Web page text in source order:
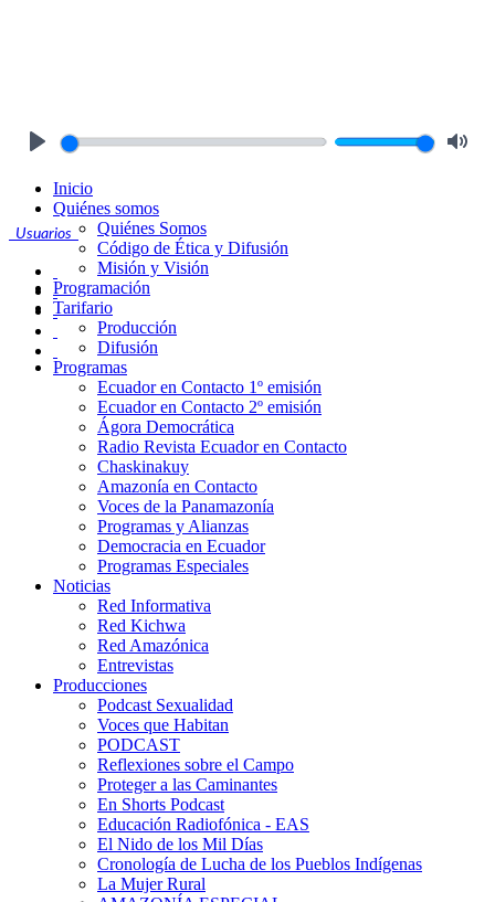
Usuarios
Inicio
Quiénes somos
Quiénes Somos
Código de Ética y Difusión
Misión y Visión
Programación
Tarifario
Producción
Difusión
Programas
Ecuador en Contacto 1º emisión
Ecuador en Contacto 2º emisión
Ágora Democrática
Radio Revista Ecuador en Contacto
Chaskinakuy
Amazonía en Contacto
Voces de la Panamazonía
Programas y Alianzas
Democracia en Ecuador
Programas Especiales
Noticias
Red Informativa
Red Kichwa
Red Amazónica
Entrevistas
Producciones
Podcast Sexualidad
Voces que Habitan
PODCAST
Reflexiones sobre el Campo
Proteger a las Caminantes
En Shorts Podcast
Educación Radiofónica - EAS
El Nido de los Mil Días
Cronología de Lucha de los Pueblos Indígenas
La Mujer Rural